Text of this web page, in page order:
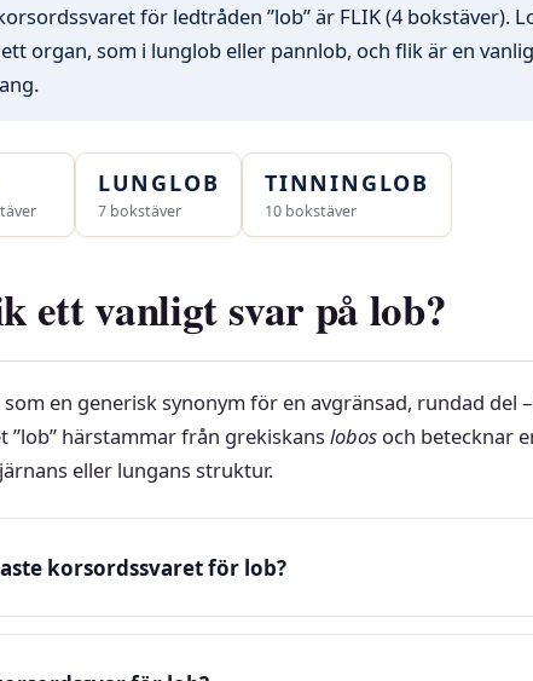
för ledtråden ”lob” är FLIK (4 bokstäver).
organ, som i lunglob eller pannlob, och flik är en
LUNGLOB
7 bokstäver
TINNINGLOB
10 bokstäver
ett vanligt svar på lob?
en generisk synonym för en avgränsad, rundad del
”lob” härstammar från grekiskanslobos och betecknar
eller lungans struktur.
korsordssvaret för lob?